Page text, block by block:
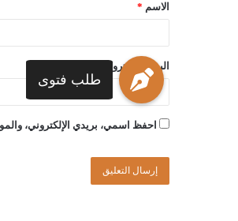
طلب فتوى
الاسم *
البريد الإلكتروني
احفظ اسمي، بريدي الإلكتروني،